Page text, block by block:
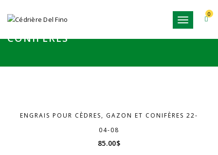
Toggle
0
ENGRAIS POUR CÈDRES, GAZON ET
CONIFÈRES
ENGRAIS POUR CÈDRES, GAZON ET CONIFÈRES 22-
04-08
85.00$